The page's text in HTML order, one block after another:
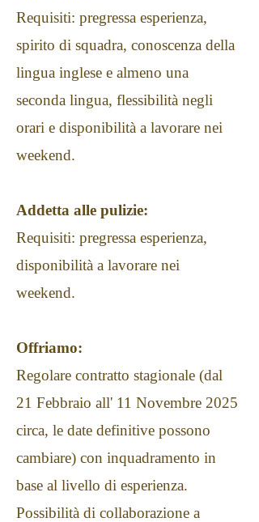
Requisiti: pregressa esperienza,
spirito di squadra, conoscenza della
lingua inglese e almeno una
seconda lingua, flessibilità negli
orari e disponibilità a lavorare nei
weekend.
Addetta alle pulizie:
Requisiti: pregressa esperienza,
disponibilità a lavorare nei
weekend.
Offriamo:
Regolare contratto stagionale (dal
21 Febbraio all' 11 Novembre 2025
circa, le date definitive possono
cambiare) con inquadramento in
base al livello di esperienza.
Possibilità di collaborazione a